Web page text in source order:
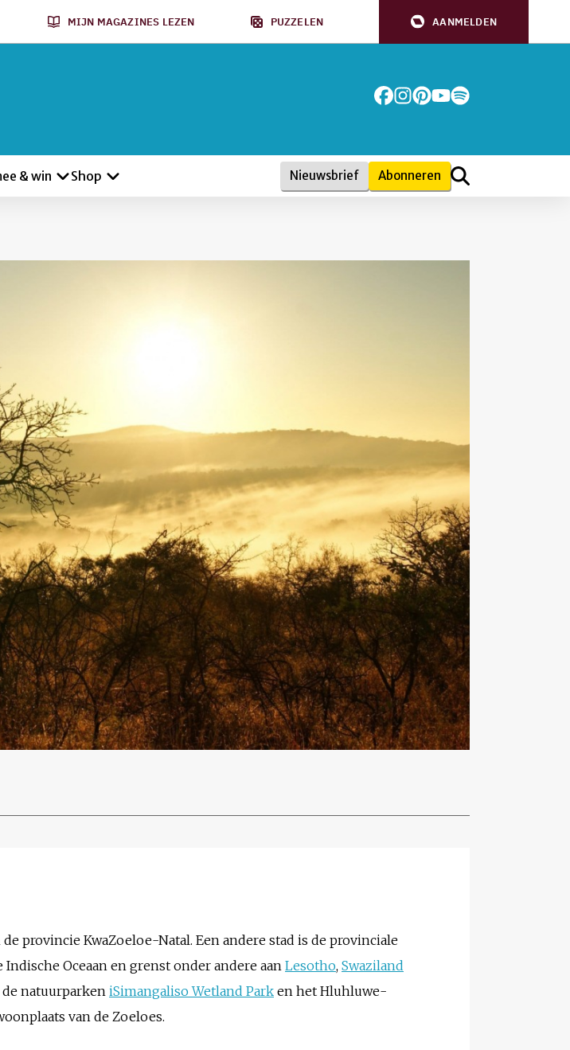
MIJN MAGAZINES LEZEN PUZZELEN AANMELDEN
& win Shop Nieuwsbrief Abonneren
provincie KwaZoeloe-Natal. Een andere stad is de provinciale
Oceaan en grenst onder andere aan Lesotho, Swaziland
natuurparken iSimangaliso Wetland Park en het Hluhluwe-
van de Zoeloes.